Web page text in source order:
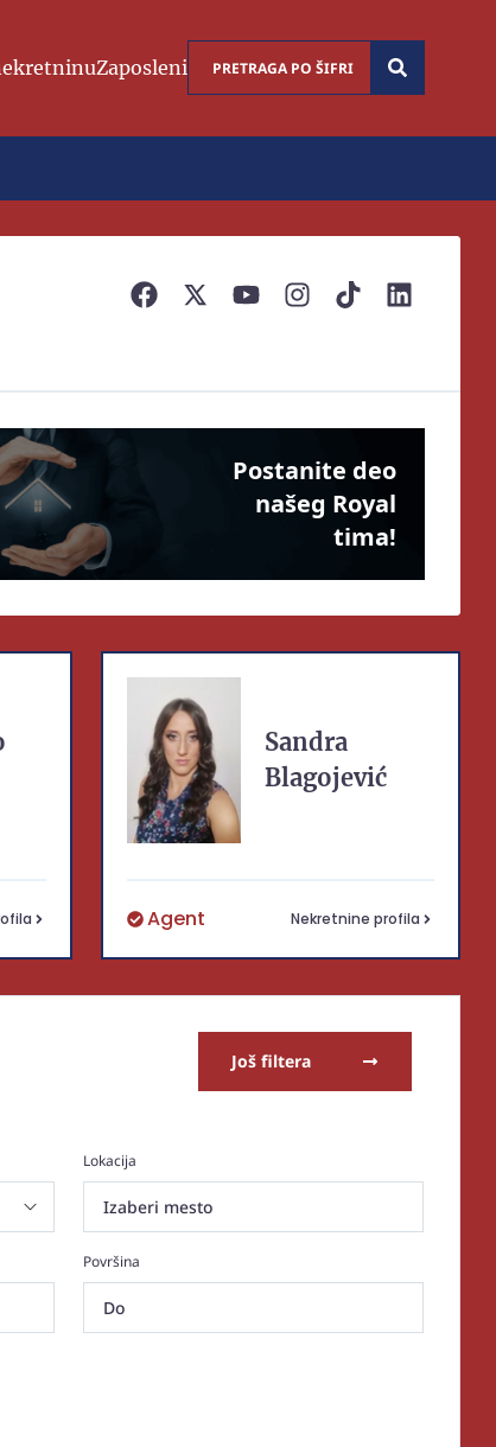
Zaposleni
Postanite deo
našeg Royal
tima!
Sandra
Blagojević
Agent Nekretnine profila
Još filtera
Lokacija
Izaberi mesto
Površina